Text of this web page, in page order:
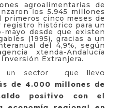
agroalimentarias de
los 5.945 millones
primeros cinco meses de
registro histórico para un
mayo desde que existen
(1995), gracias a un
del 4,9%, según
xtenda-Andalucía
Extranjera.
un sector que lleva
de 4.000 millones de
positivo con el